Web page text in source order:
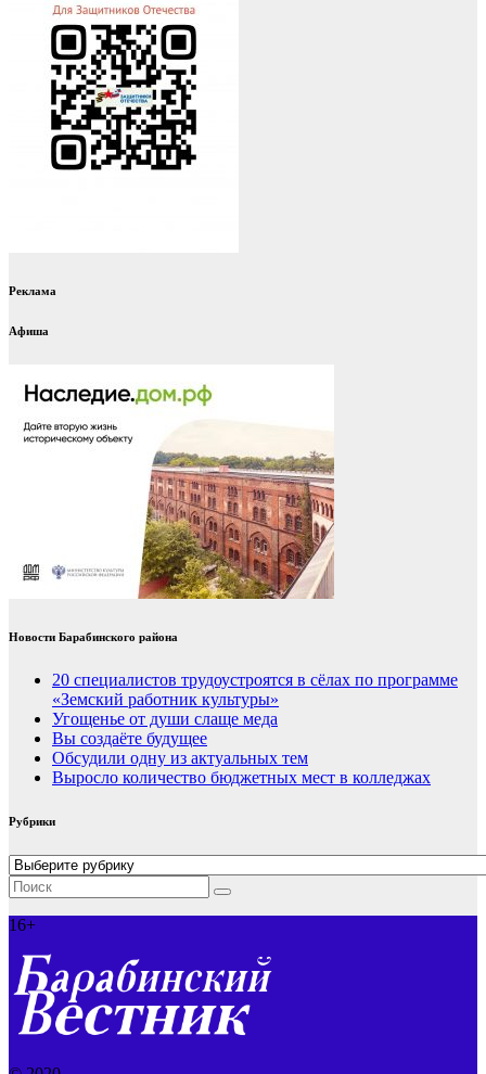
Реклама
Афиша
Новости Барабинского района
20 специалистов трудоустроятся в сёлах по программе
«Земский работник культуры»
Угощенье от души слаще меда
Вы создаёте будущее
Обсудили одну из актуальных тем
Выросло количество бюджетных мест в колледжах
Рубрики
Рубрики
16+